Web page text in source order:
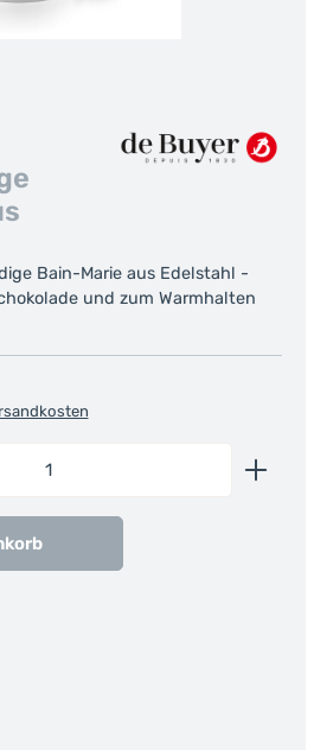
Bain-Marie aus Edelstahl -
und zum Warmhalten
den gewünschten Wert ein